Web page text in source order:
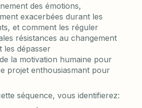
des émotions,
exacerbées durant les
et comment les réguler
résistances au changement
les dépasser
la motivation humaine pour
projet enthousiasmant pour
séquence, vous identifierez: